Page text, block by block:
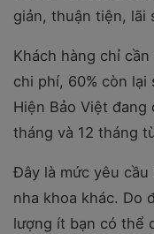
giản, thuận tiện, lãi
Khách hàng chỉ
chi phí, 60% còn
Hiện Bảo Việt
tháng và 12 tháng
Đây là mức yêu
nha khoa khác. Do
lượng ít bạn có thể